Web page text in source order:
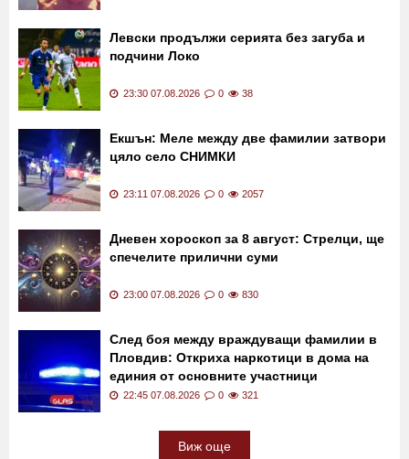
Левски продължи серията без загуба и
подчини Локо
23:30 07.08.2026 0 38
Екшън: Меле между две фамилии затвори
цяло село СНИМКИ
23:11 07.08.2026 0 2057
Дневен хороскоп за 8 август: Стрелци, ще
спечелите прилични суми
23:00 07.08.2026 0 830
След боя между враждуващи фамилии в
Пловдив: Откриха наркотици в дома на
единия от основните участници
22:45 07.08.2026 0 321
Виж още